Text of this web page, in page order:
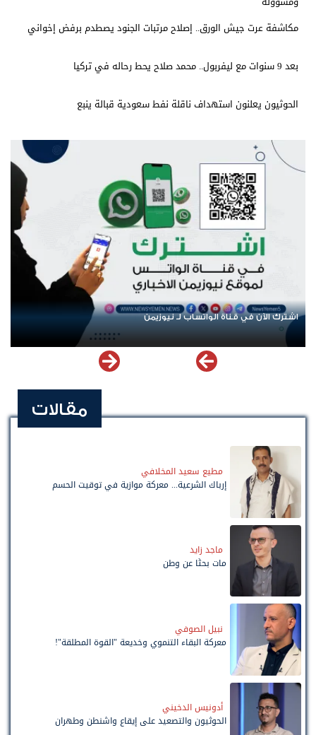
مكاشفة عرت جيش الورق.. إصلاح مرتبات الجنود يصطدم برفض إخواني
بعد 9 سنوات مع ليفربول.. محمد صلاح يحط رحاله في تركيا
الحوثيون يعلنون استهداف ناقلة نفط سعودية قبالة ينبع
اشترك الآن في قناة الواتساب لـ نيوزيمن
مقالات
مطيع سعيد المخلافي
إرباك الشرعية... معركة موازية في توقيت الحسم
ماجد زايد
مات بحثًا عن وطن
نبيل الصوفي
معركة البقاء التنموي وخديعة "القوة المطلقة"!
أدونيس الدخيني
الحوثيون والتصعيد على إيقاع واشنطن وطهران